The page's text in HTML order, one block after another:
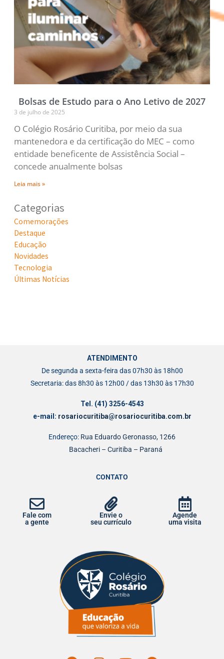
Bolsas de Estudo para o Ano Letivo de 2027
3 de julho de 2025
O Colégio Rosário Curitiba, por meio da sua
mantenedora e da certificação do MEC – como
entidade beneficente de Assistência Social –
concede anualmente bolsas
Leia mais »
Categorias
Comemorações
Destaque
Educação
Novidades
Tecnologia
Últimas Notícias
ATENDIMENTO
De segunda a sexta-feira das 07h30 às 18h00
Secretaria: das 8h30 às 12h00 / das 13h30 às 17h30
Tel. (41) 3256-4543
e-mail: rosariocuritiba@rosariocuritiba.com.br
Endereço: Rua Eduardo Geronasso, 1266
Bacacheri – Curitiba – Paraná
CONTATO
Fale com
a gente
Envie o
seu currículo
Agende
uma visita